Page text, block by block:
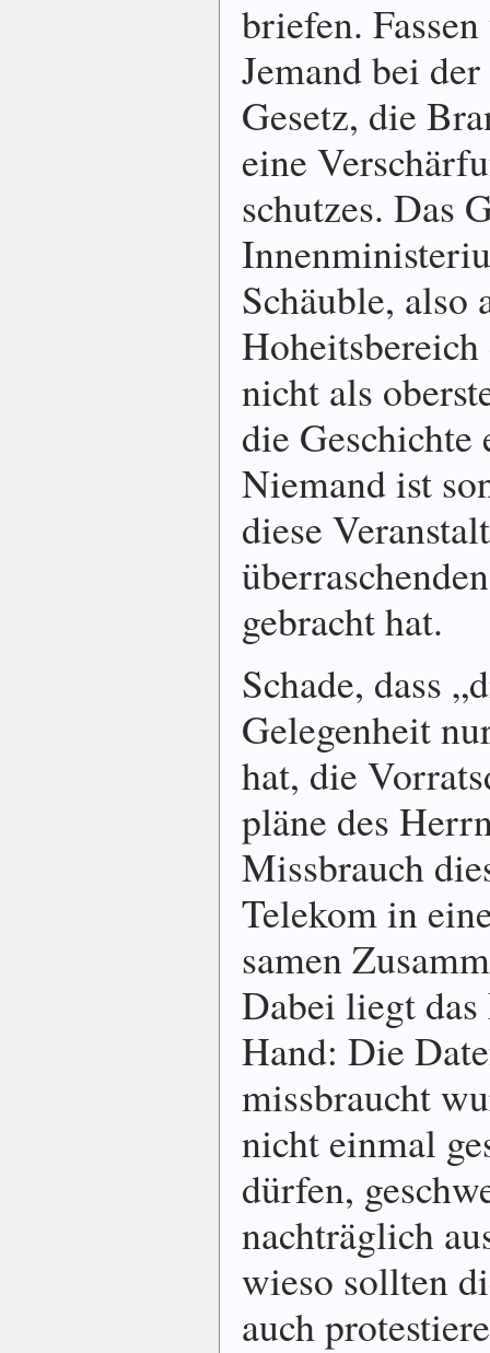
briefen.
Jemand bei
Gesetz, die
eine
schutzes. Das
Schäuble, also
nicht als
die
Niemand ist
diese
gebracht hat.
Schade, dass
Gelegen­heit
hat, die
pläne des
Miss­brauch
Telekom in
samen
Dabei liegt
Hand: Die
missbraucht
nicht einmal
dürfen,
nachträglich
wieso sollten
auch